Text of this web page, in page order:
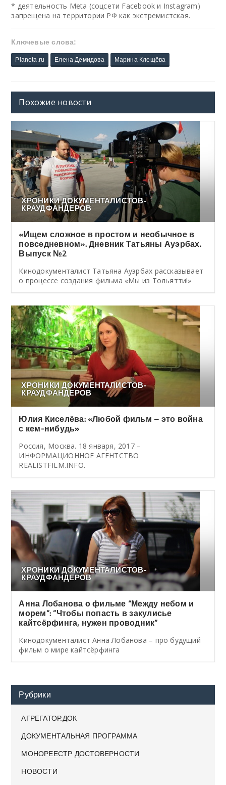
* деятельность Meta (соцсети Facebook и Instagram)
запрещена на территории РФ как экстремистская.
Ключевые слова:
Planeta.ru Елена Демидова Марина Клещёва
Похожие новости
ХРОНИКИ ДОКУМЕНТАЛИСТОВ-
КРАУДФАНДЕРОВ
«Ищем сложное в простом и необычное в
повседневном». Дневник Татьяны Ауэрбах.
Выпуск №2
Кинодокументалист Татьяна Ауэрбах рассказывает
о процессе создания фильма «Мы из Тольятти!»
ХРОНИКИ ДОКУМЕНТАЛИСТОВ-
КРАУДФАНДЕРОВ
Юлия Киселёва: «Любой фильм – это война
с кем-нибудь»
Россия, Москва. 18 января, 2017 –
ИНФОРМАЦИОННОЕ АГЕНТСТВО
REALISTFILM.INFO.
ХРОНИКИ ДОКУМЕНТАЛИСТОВ-
КРАУДФАНДЕРОВ
Анна Лобанова о фильме “Между небом и
морем”: ”Чтобы попасть в закулисье
кайтсёрфинга, нужен проводник”
Кинодокументалист Анна Лобанова – про будущий
фильм о мире кайтсёрфинга
Рубрики
АГРЕГАТОР.ДОК
ДОКУМЕНТАЛЬНАЯ ПРОГРАММА
МОНОРЕЕСТР ДОСТОВЕРНОСТИ
НОВОСТИ